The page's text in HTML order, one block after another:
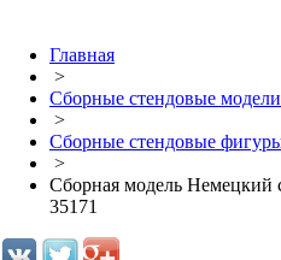
Главная
>
Сборные стендовые
>
Сборные стендовые
>
Сборная модель Немецкий
35171